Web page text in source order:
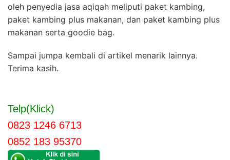
oleh penyedia jasa aqiqah meliputi paket kambing,
paket kambing plus makanan, dan paket kambing plus
makanan serta goodie bag.
Sampai jumpa kembali di artikel menarik lainnya.
Terima kasih.
Telp(Klick)
0823 1246 6713
0852 183 95370